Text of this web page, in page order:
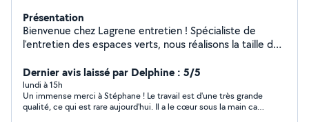
Présentation
Bienvenue chez Lagrene entretien ! Spécialiste de
l'entretien des espaces verts, nous réalisons la taille de
et l'entretien de jardins. Nos équipes interviennent à
Rennes et dans toute l'Ille-et-Vilaine 35 ainsi qu'en
Seine-et-Marne 77 Travail soigné, devis gratuit et
intervention rapide.
Dernier avis laissé par Delphine : 5/5
lundi à 15h
Un immense merci à Stéphane ! Le travail est d'une très grande
qualité, ce qui est rare aujourd'hui. Il a le cœur sous la main car